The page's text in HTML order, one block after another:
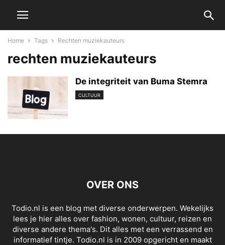
Home Tags Rechten muziekauteurs
rechten muziekauteurs
De integriteit van Buma Stemra
CULTUUR
OVER ONS
Todio.nl is een blog met diverse onderwerpen. Wekelijks
lees je hier alles over fashion, wonen, cultuur, reizen en
diverse andere thema's. Dit alles met een verrassend en
informatief tintje. Todio.nl is in 2009 opgericht en maakt